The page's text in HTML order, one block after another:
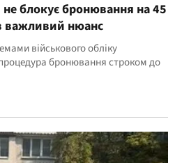
блокує бронювання на 45
важливий нюанс
військового обліку
бронювання строком до